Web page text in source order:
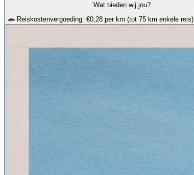
Wat bieden wij jou?
🚗 Reiskostenvergoeding: €0,28 per km (tot 75 km enkele reis)